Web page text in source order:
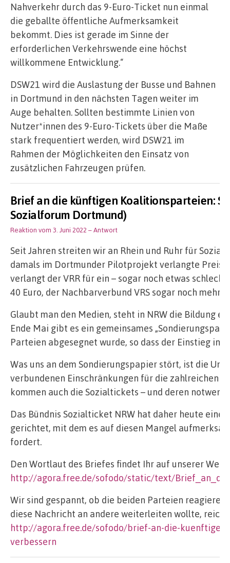
Nahverkehr durch das 9-Euro-Ticket nun einmal
die geballte öffentliche Aufmerksamkeit
bekommt. Dies ist gerade im Sinne der
erforderlichen Verkehrswende eine höchst
willkommene Entwicklung.“
DSW21 wird die Auslastung der Busse und Bahnen
in Dortmund in den nächsten Tagen weiter im
Auge behalten. Sollten bestimmte Linien von
Nutzer*innen des 9-Euro-Tickets über die Maße
stark frequentiert werden, wird DSW21 im
Rahmen der Möglichkeiten den Einsatz von
zusätzlichen Fahrzeugen prüfen.
Brief an die künftigen Koalitionsparteien:
Sozialforum Dortmund)
Reaktion vom 3. Juni 2022 – Antwort
Seit Jahren streiten wir an Rhein und Ruhr für
damals im Dortmunder Pilotprojekt verlangte Preis
verlangt der VRR für ein – sogar noch etwas
40 Euro, der Nachbarverbund VRS sogar noch mehr.
Glaubt man den Medien, steht in NRW die Bildung
Ende Mai gibt es ein gemeinsames
Parteien abgesegnet wurde, so dass der Einstieg
Was uns an dem Sondierungspapier stört, ist die
verbundenen Einschränkungen für die zahlreichen
kommen auch die Sozialtickets – und deren
Das Bündnis Sozialticket NRW hat daher heute
gerichtet, mit dem es auf diesen Mangel
fordert.
Den Wortlaut des Briefes findet Ihr auf unserer
http://agora.free.de/sofodo/static/text/
Wir sind gespannt, ob die beiden Parteien reagieren
diese Nachricht an andere weiterleiten wollte,
http://agora.free.de/sofodo/brief-an-die-
verbessern